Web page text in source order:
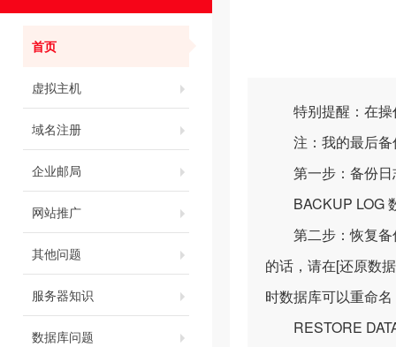
首页
虚拟主机
域名注册
企业邮局
网站推广
其他问题
服务器知识
数据库问题
特别提醒：在操
注：我的最后备
第一步：备份日
BACKUP LOG 数
第二步：恢复备
的话，请在[还原数
时数据库可以重命
RESTORE